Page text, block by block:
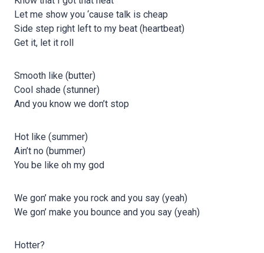
Let me show you ‘cause talk is cheap
Side step right left to my beat (heartbeat)
Get it, let it roll
Smooth like (butter)
Cool shade (stunner)
And you know we don’t stop
Hot like (summer)
Ain’t no (bummer)
You be like oh my god
We gon’ make you rock and you say (yeah)
We gon’ make you bounce and you say (yeah)
Hotter?